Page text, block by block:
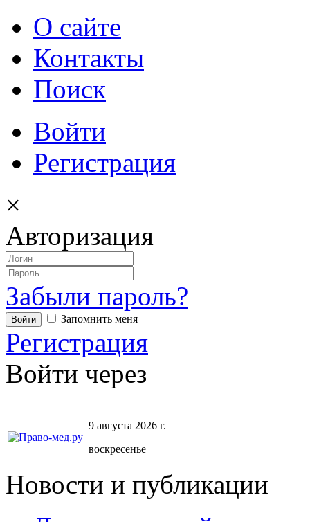
О сайте
Контакты
Поиск
Войти
Регистрация
×
Авторизация
Забыли пароль?
Запомнить меня
Регистрация
Войти через
9 августа 2026 г.
воскресенье
Новости и публикации